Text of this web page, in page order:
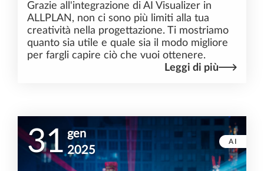
Grazie all'integrazione di AI Visualizer in
ALLPLAN, non ci sono più limiti alla tua
creatività nella progettazione. Ti mostriamo
quanto sia utile e quale sia il modo migliore
per fargli capire ciò che vuoi ottenere.
Leggi di più
31 gen
2025
AI